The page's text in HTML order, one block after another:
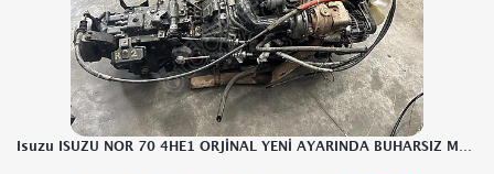
Isuzu ISUZU NOR 70 4HE1 ORJİNAL YENİ AYARINDA BUHARSIZ MOTOR